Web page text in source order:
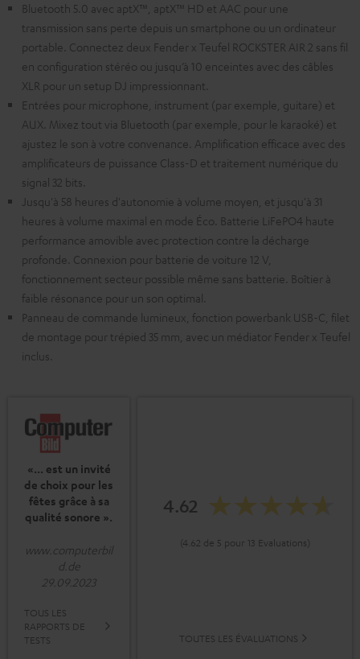
Bluetooth 5.0 avec aptX™, aptX™ HD et AAC pour une
transmission sans perte depuis un smartphone ou un ordinateur
portable. Connectez deux Fender x Teufel ROCKSTER AIR 2 sans fil
en configuration stéréo ou jusqu’à 10 enceintes avec des câbles
XLR pour un setup DJ impressionnant.
Entrées pour microphone, instrument (par exemple, guitare) et
AUX. Mixez tout via Bluetooth (par exemple, pour le karaoké) et
ajustez le son à votre convenance. Amplification efficace avec des
amplificateurs de puissance Class-D et traitement numérique du
signal 32 bits.
Jusqu'à 58 heures d'autonomie à volume moyen, et jusqu'à 31
heures à volume maximal en mode Éco. Batterie LiFePO4 haute
performance amovible avec protection contre la décharge
profonde. Connexion pour batterie de voiture 12 V,
fonctionnement secteur possible même sans batterie. Boîtier à
faible résonance pour un son optimal.
Panneau de commande lumineux, fonction powerbank USB-C, filet
de montage pour trépied 35 mm, avec un médiator Fender x Teufel
inclus.
«... est un invité
de choix pour les
fêtes grâce à sa
qualité sonore ».
www.computerbil
d.de
29.09.2023
TOUS LES
RAPPORTS DE
TESTS
4.62
(4.62 de 5 pour 13 Evaluations)
TOUTES LES ÉVALUATIONS